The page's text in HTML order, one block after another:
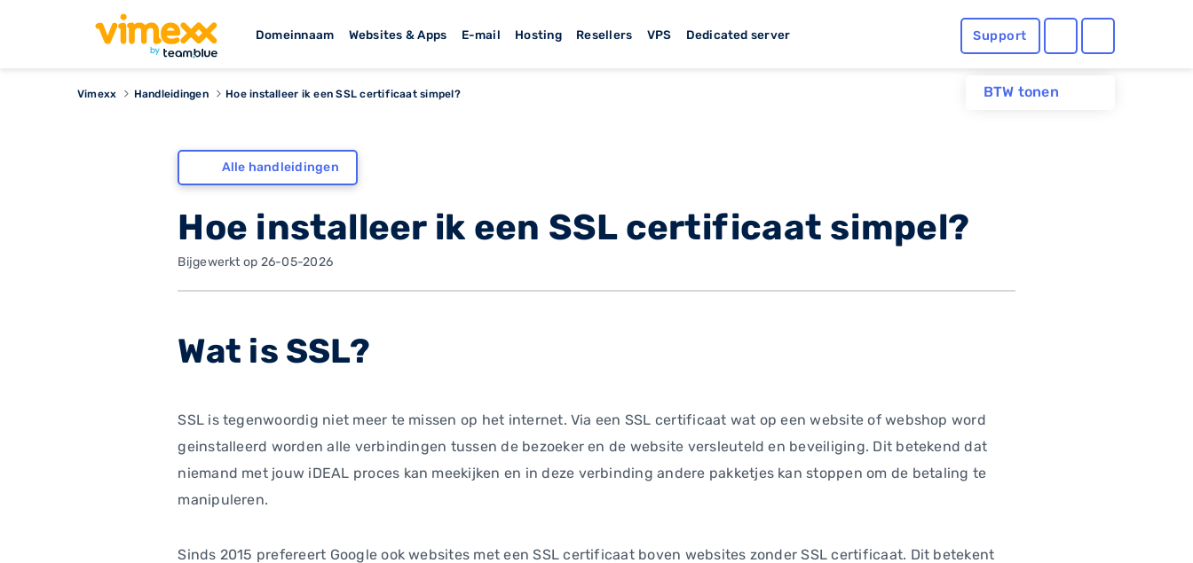
Domeinnaam Websites & Apps E-mail Hosting Resellers VPS Dedicated server Support
BTW tonen
Vimexx Handleidingen Hoe installeer ik een SSL certificaat simpel?
Alle handleidingen
Hoe installeer ik een SSL certificaat simpel?
Bijgewerkt op 26-05-2026
Wat is SSL?
SSL is tegenwoordig niet meer te missen op het internet. Via een SSL certificaat wat op een website of webshop word
geinstalleerd worden alle verbindingen tussen de bezoeker en de website versleuteld en beveiliging. Dit betekend dat
niemand met jouw iDEAL proces kan meekijken en in deze verbinding andere pakketjes kan stoppen om de betaling te
manipuleren.
Sinds 2015 prefereert Google ook websites met een SSL certificaat boven websites zonder SSL certificaat. Dit betekent